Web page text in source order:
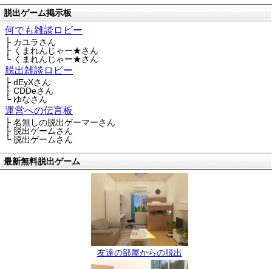
脱出ゲーム掲示板
何でも雑談ロビー
├ カユラさん
├ くまれんじゃー★さん
└ くまれんじゃー★さん
脱出雑談ロビー
├ dEyXさん
├ CDDeさん
└ ゆなさん
運営への伝言板
├ 名無しの脱出ゲーマーさん
├ 脱出ゲームさん
└ 脱出ゲームさん
最新無料脱出ゲーム
友達の部屋からの脱出